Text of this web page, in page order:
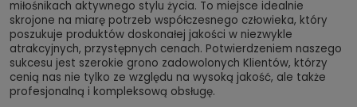
miłośnikach aktywnego stylu życia. To miejsce idealnie
skrojone na miarę potrzeb współczesnego człowieka, który
poszukuje produktów doskonałej jakości w niezwykle
atrakcyjnych, przystępnych cenach. Potwierdzeniem naszego
sukcesu jest szerokie grono zadowolonych Klientów, którzy
cenią nas nie tylko ze względu na wysoką jakość, ale także
profesjonalną i kompleksową obsługę.